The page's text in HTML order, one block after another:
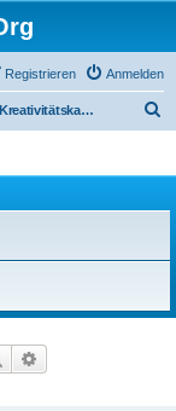
Anmelden
Registrieren
[Torna] Kreativitätskabinett
Suche